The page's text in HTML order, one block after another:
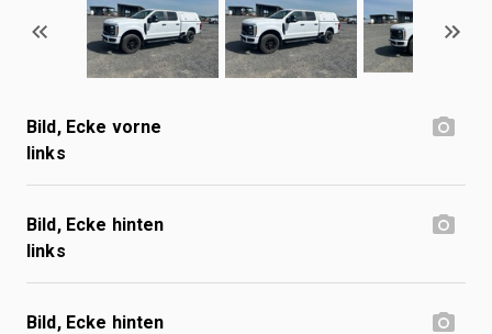
Bild, Ecke vorne
links
Bild, Ecke hinten
links
Bild, Ecke hinten